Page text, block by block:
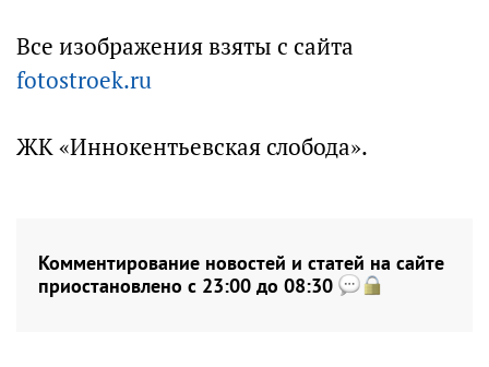
Все изображения взяты с сайта
fotostroek.ru
ЖК «Иннокентьевская слобода».
Комментирование новостей и статей на сайте
приостановлено с 23:00 до 08:30